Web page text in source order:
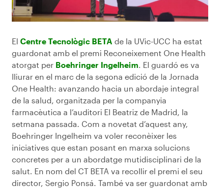
El Centre Tecnològic BETA de la UVic-UCC ha estat
guardonat amb el premi Reconeixement One Health
atorgat per Boehringer Ingelheim . El guardó es va
lliurar en el marc de la segona edició de la Jornada
One Health: avanzando hacia un abordaje integral
de la salud, organitzada per la companyia
farmacèutica a l’auditori El Beatriz de Madrid, la
setmana passada. Com a novetat d’aquest any,
Boehringer Ingelheim va voler reconèixer les
iniciatives que estan posant en marxa solucions
concretes per a un abordatge mutidisciplinari de la
salut. En nom del CT BETA va recollir el premi el seu
director, Sergio Ponsá. També va ser guardonat amb